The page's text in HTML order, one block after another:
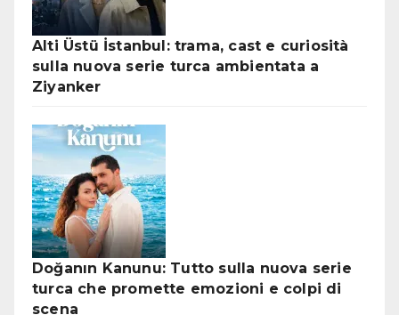
Alti Üstü İstanbul: trama, cast e curiosità
sulla nuova serie turca ambientata a
Ziyanker
Doğanın Kanunu: Tutto sulla nuova serie
turca che promette emozioni e colpi di
scena